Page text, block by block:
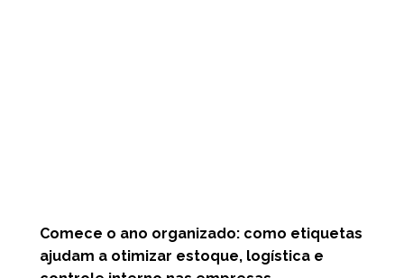
Comece o ano organizado: como etiquetas
ajudam a otimizar estoque, logística e